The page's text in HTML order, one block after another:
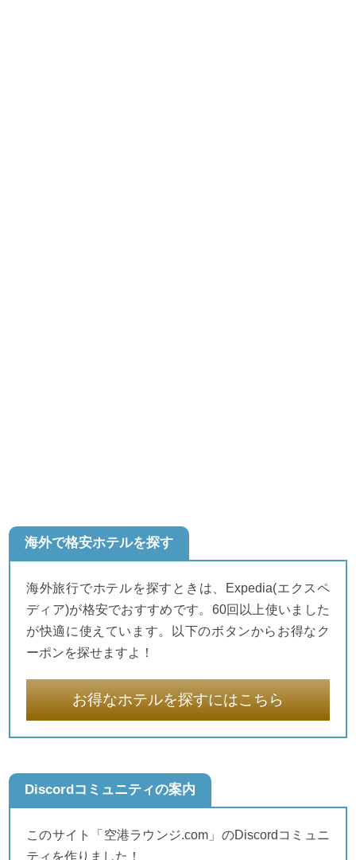
海外で格安ホテルを探す
海外旅行でホテルを探すときは、Expedia(エクスペ
ディア)が格安でおすすめです。60回以上使いました
が快適に使えています。以下のボタンからお得なク
ーポンを探せますよ！
お得なホテルを探すにはこちら
Discordコミュニティの案内
このサイト「空港ラウンジ.com」のDiscordコミュニ
ティを作りました！